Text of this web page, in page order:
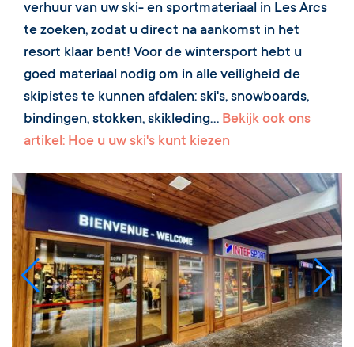
verhuur van uw ski- en sportmateriaal in Les Arcs
te zoeken, zodat u direct na aankomst in het
resort klaar bent! Voor de wintersport hebt u
goed materiaal nodig om in alle veiligheid de
skipistes te kunnen afdalen: ski's, snowboards,
bindingen, stokken, skikleding... Bekijk ook ons
artikel: Hoe u uw ski's kunt kiezen